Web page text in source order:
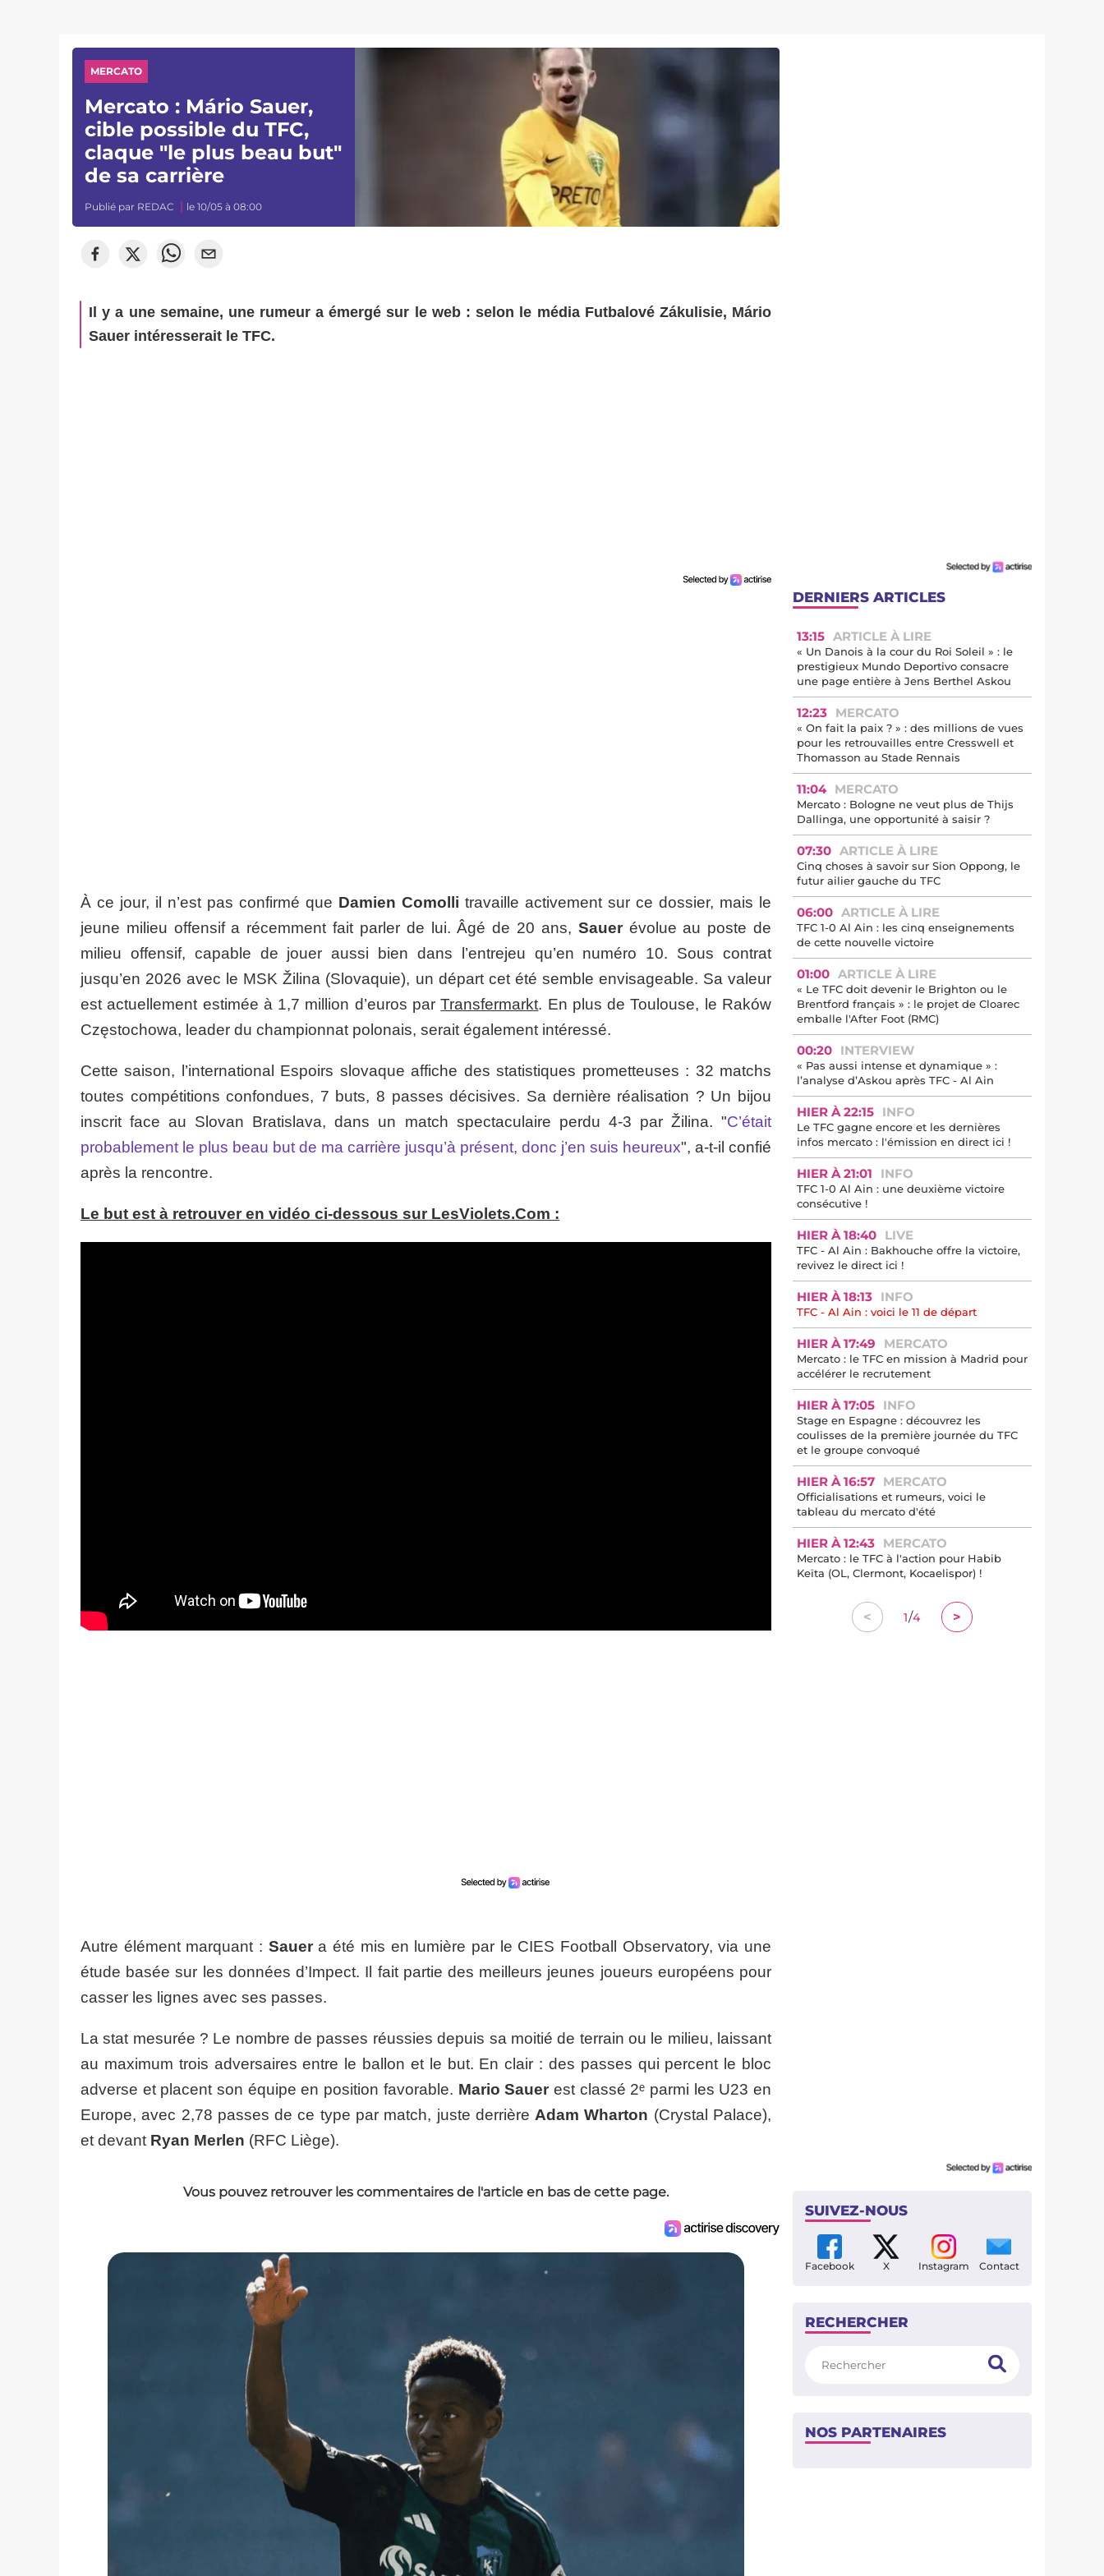
MERCATO
Mercato : Mário Sauer,
cible possible du TFC,
claque "le plus beau but"
de sa carrière
Publié par REDAC le 10/05 à 08:00
Il y a une semaine, une rumeur a émergé sur le web : selon le média Futbalové Zákulisie, Mário
Sauer intéresserait le TFC.
À ce jour, il n’est pas confirmé que Damien Comolli travaille activement sur ce dossier, mais le
jeune milieu offensif a récemment fait parler de lui. Âgé de 20 ans, Sauerévolue au poste de
milieu offensif, capable de jouer aussi bien dans l’entrejeu qu’en numéro 10. Sous contrat
jusqu’en 2026 avec le MSK Žilina (Slovaquie), un départ cet été semble envisageable. Sa valeur
est actuellement estimée à 1,7 million d’euros parTransfermarkt. En plus de Toulouse, le Raków
Częstochowa, leader du championnat polonais, serait également intéressé.
Cette saison, l’international Espoirs slovaque affiche des statistiques prometteuses : 32 matchs
toutes compétitions confondues, 7 buts, 8 passes décisives. Sa dernière réalisation ? Un bijou
inscrit face au Slovan Bratislava, dans un match spectaculaire perdu 4-3 par Žilina. "C’était
probablement le plus beau but de ma carrière jusqu’à présent, donc j’en suis heureux", a-t-il confié
après la rencontre.
Le but est à retrouver en vidéo ci-dessous sur LesViolets.Com :
Autre élément marquant : Sauera été mis en lumière par le CIES Football Observatory, via une
étude basée sur les données d’Impect. Il fait partie des meilleurs jeunes joueurs européens pour
casser les lignes avec ses passes.
La stat mesurée ? Le nombre de passes réussies depuis sa moitié de terrain ou le milieu, laissant
au maximum trois adversaires entre le ballon et le but. En clair : des passes qui percent le bloc
adverse et placent son équipe en position favorable. Mario Sauer est classé 2ᵉ parmi les U23 en
Europe, avec 2,78 passes de ce type par match, juste derrière Adam Wharton (Crystal Palace),
et devant Ryan Merlen (RFC Liège).
Vous pouvez retrouver les commentaires de l'article en bas de cette page.
DERNIERS ARTICLES
13:15 ARTICLE À LIRE
« Un Danois à la cour du Roi Soleil » : le
prestigieux Mundo Deportivo consacre
une page entière à Jens Berthel Askou
12:23 MERCATO
« On fait la paix ? » : des millions de vues
pour les retrouvailles entre Cresswell et
Thomasson au Stade Rennais
11:04 MERCATO
Mercato : Bologne ne veut plus de Thijs
Dallinga, une opportunité à saisir ?
07:30 ARTICLE À LIRE
Cinq choses à savoir sur Sion Oppong, le
futur ailier gauche du TFC
06:00 ARTICLE À LIRE
TFC 1-0 Al Ain : les cinq enseignements
de cette nouvelle victoire
01:00 ARTICLE À LIRE
« Le TFC doit devenir le Brighton ou le
Brentford français » : le projet de Cloarec
emballe l'After Foot (RMC)
00:20 INTERVIEW
« Pas aussi intense et dynamique » :
l’analyse d’Askou après TFC - Al Ain
HIER À 22:15 INFO
Le TFC gagne encore et les dernières
infos mercato : l'émission en direct ici !
HIER À 21:01 INFO
TFC 1-0 Al Ain : une deuxième victoire
consécutive !
HIER À 18:40 LIVE
TFC - Al Ain : Bakhouche offre la victoire,
revivez le direct ici !
HIER À 18:13 INFO
TFC - Al Ain : voici le 11 de départ
HIER À 17:49 MERCATO
Mercato : le TFC en mission à Madrid pour
accélérer le recrutement
HIER À 17:05 INFO
Stage en Espagne : découvrez les
coulisses de la première journée du TFC
et le groupe convoqué
HIER À 16:57 MERCATO
Officialisations et rumeurs, voici le
tableau du mercato d'été
HIER À 12:43 MERCATO
Mercato : le TFC à l'action pour Habib
Keïta (OL, Clermont, Kocaelispor) !
< 1/4 >
SUIVEZ-NOUS
Facebook X Instagram Contact
RECHERCHER
NOS PARTENAIRES